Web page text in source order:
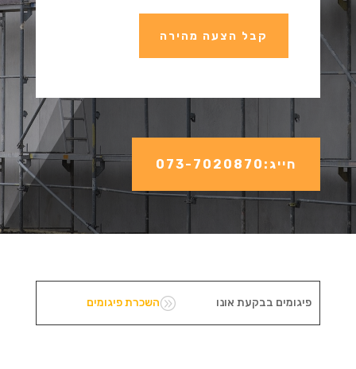
קבל הצעה מהירה
חייג:073-7020870
Aהשכרת פיגומים פיגומים בבקעת אונו